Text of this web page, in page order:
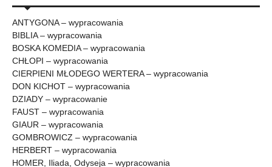
ANTYGONA – wypracowania
BIBLIA – wypracowania
BOSKA KOMEDIA – wypracowania
CHŁOPI – wypracowania
CIERPIENI MŁODEGO WERTERA – wypracowania
DON KICHOT – wypracowania
DZIADY – wypracowanie
FAUST – wypracowania
GIAUR – wypracowania
GOMBROWICZ – wypracowania
HERBERT – wypracowania
HOMER, Iliada, Odyseja – wypracowania